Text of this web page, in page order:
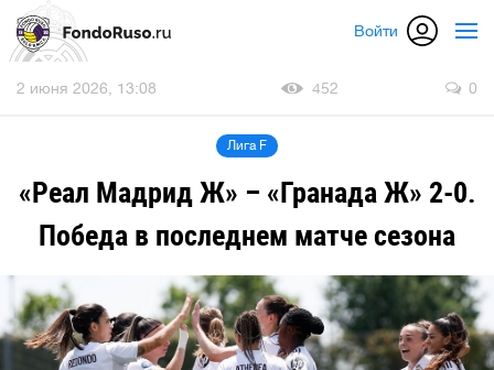
Войти
2 июня 2026, 13:08 452 0
Лига F
«Реал Мадрид Ж» – «Гранада Ж» 2-0.
Победа в последнем матче сезона